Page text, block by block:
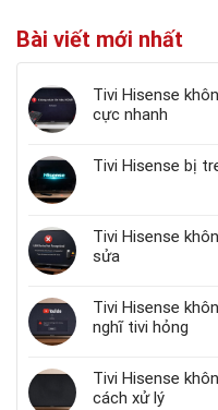
Bài viết mới nhất
Tivi Hisense
cực nhanh
Tivi Hisense bị
Tivi Hisense
sửa
Tivi Hisense
nghĩ tivi hỏng
Tivi Hisense
cách xử lý